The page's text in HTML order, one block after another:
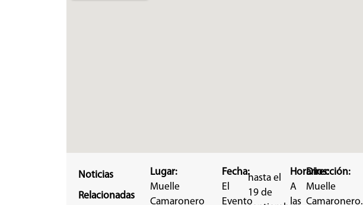
Noticias
Relacionadas
Lugar:
Muelle
Camaronero
Fecha:
El
Evento
hasta el
19 de
Horarios:
A
las
Dirección:
Muelle
Camaronero.